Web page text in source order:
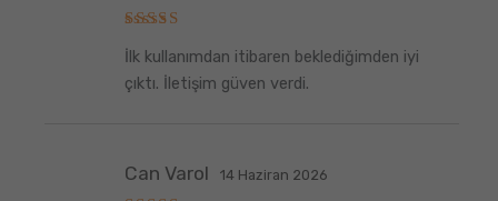
üzerinden
oy aldı
İlk kullanımdan itibaren beklediğimden iyi
çıktı. İletişim güven verdi.
Can Varol 14 Haziran 2026